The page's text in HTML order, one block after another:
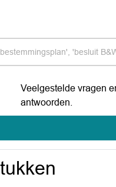
Veelgestelde vragen
antwoorden.